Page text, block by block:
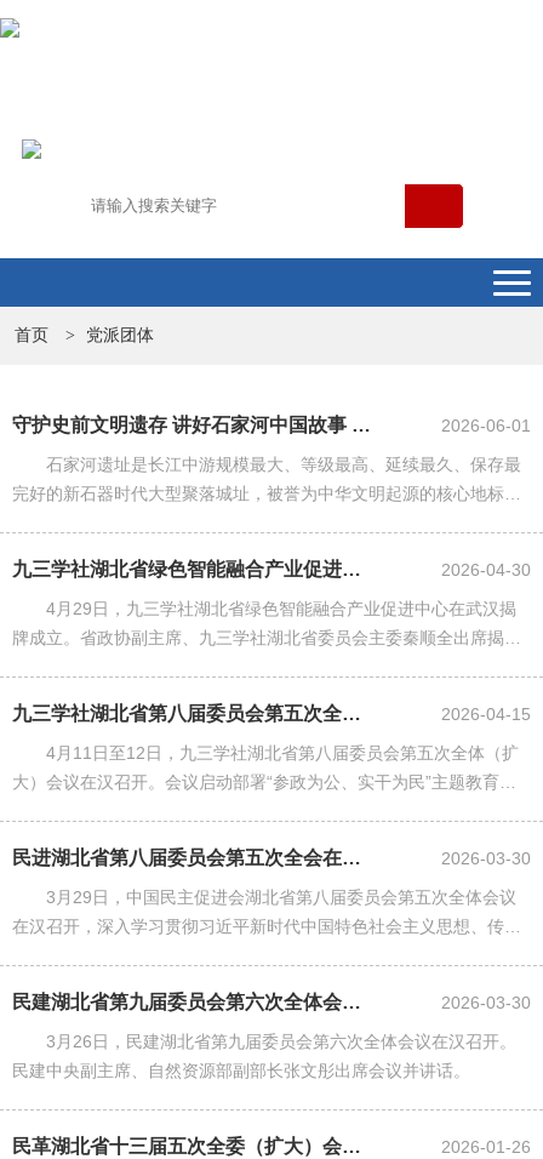
首页 > 党派团体
守护史前文明遗存 讲好石家河中国故事 ——民盟湖北省委会助力长江中游文...
2026-06-01
石家河遗址是长江中游规模最大、等级最高、延续最久、保存最
完好的新石器时代大型聚落城址，被誉为中华文明起源的核心地标之
九三学社湖北省绿色智能融合产业促进中心在汉揭牌成立
2026-04-30
4月29日，九三学社湖北省绿色智能融合产业促进中心在武汉揭
牌成立。省政协副主席、九三学社湖北省委员会主委秦顺全出席揭牌
九三学社湖北省第八届委员会第五次全体（扩大）会议召开
2026-04-15
4月11日至12日，九三学社湖北省第八届委员会第五次全体（扩
大）会议在汉召开。会议启动部署“参政为公、实干为民”主题教育，
民进湖北省第八届委员会第五次全会在汉召开 朱永新出席并讲话
2026-03-30
3月29日，中国民主促进会湖北省第八届委员会第五次全体会议
在汉召开，深入学习贯彻习近平新时代中国特色社会主义思想、传达
民建湖北省第九届委员会第六次全体会议在汉召开
2026-03-30
3月26日，民建湖北省第九届委员会第六次全体会议在汉召开。
民建中央副主席、自然资源部副部长张文彤出席会议并讲话。
民革湖北省十三届五次全委（扩大）会议在汉召开
2026-01-26